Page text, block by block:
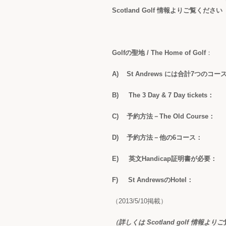
Scotland Golf 情報よりご覧ください
Golfの聖地/ The Home of Golf：
A) St Andrews には合計7つのコー
B) The 3 Day & 7 Day tickets ：
C) 予約方法－ The Old Course ：
D) 予約方法－他の6コース：
E) 英文Handicap証明書が必要：
F) St AndrewsのHotel ：
（2013/5/10掲載）
（詳しくは Scotland golf 情報よりご